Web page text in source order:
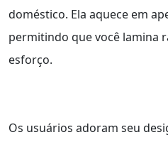
doméstico. Ela aquece em
permitindo que você lamina
esforço.
Os usuários adoram seu